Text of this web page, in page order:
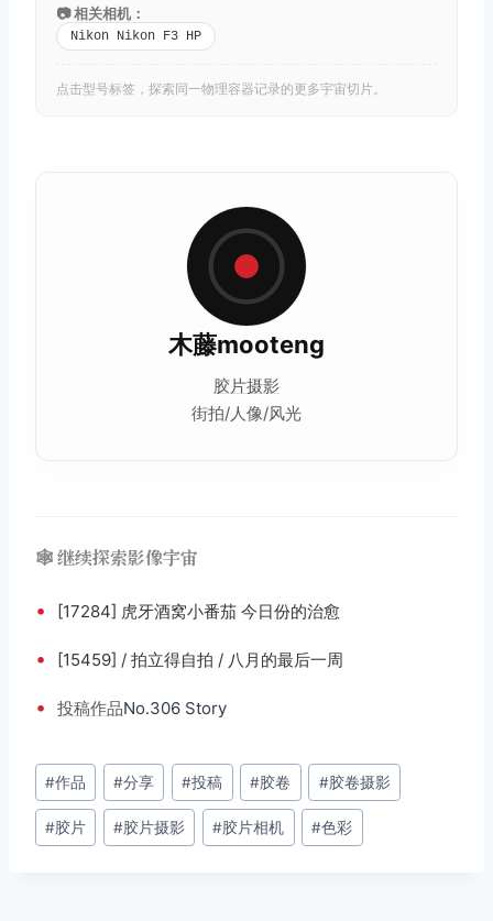
📷 相关相机：
Nikon Nikon F3 HP
点击型号标签，探索同一物理容器记录的更多宇宙切片。
木藤mooteng
胶片摄影
街拍/人像/风光
🕸️ 继续探索影像宇宙
• [17284] 虎牙酒窝小番茄 今日份的治愈
• [15459] / 拍立得自拍 / 八月的最后一周
• 投稿作品No.306 Story
文
章
标
#作品 #分享 #投稿 #胶卷 #胶卷摄影
#胶片 #胶片摄影 #胶片相机 #色彩